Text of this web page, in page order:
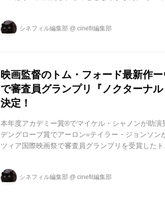
公開！ 主演にエイミー・アダムス(『メッセージ』
クローラ ー』)の実力派の2人を迎え、愛と残酷さ
シネフィル編集部 @ cinefil編集部
映画監督のトム・フォード最新作
で審査員グランプリ『ノクターナ
決定！
本年度アカデミー賞®でマイケル・シャノンが助
デングローブ賞でアーロン=テイラー・ジョンソ
ツィア国際映画祭で審査員グランプリを受賞した
り、公開劇場が TOHO シネマズ シャンテほか全
ッションの世界で既に確固たる地位を築き、デビ
シネフィル編集部 @ cinefil編集部